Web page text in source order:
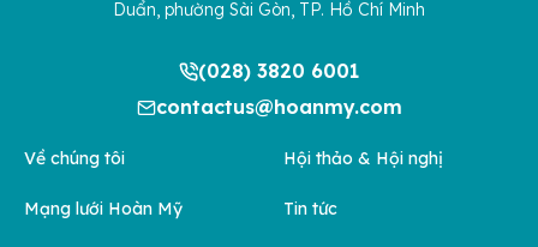
Duẩn, phường Sài Gòn, TP. Hồ Chí Minh
(028) 3820 6001
contactus@hoanmy.com
Về chúng tôi
Mạng lưới Hoàn Mỹ
Hội thảo & Hội nghị
Tin tức